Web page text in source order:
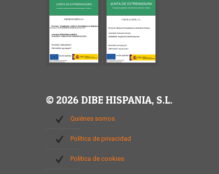
© 2026 DIBE HISPANIA, S.L.
Quiénes somos
Política de privacidad
Política de cookies